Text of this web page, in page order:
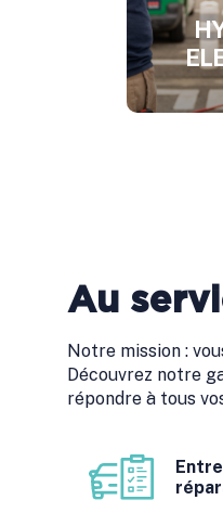
Au
Notre mission :
Découvrez notre
répondre à tous